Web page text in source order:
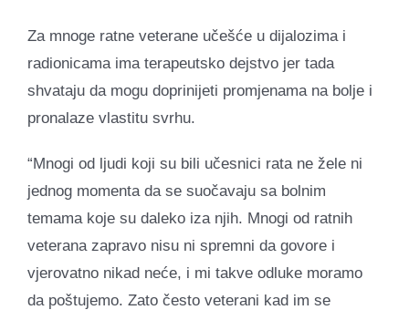
Za mnoge ratne veterane učešće u dijalozima i
radionicama ima terapeutsko dejstvo jer tada
shvataju da mogu doprinijeti promjenama na bolje i
pronalaze vlastitu svrhu.
“Mnogi od ljudi koji su bili učesnici rata ne žele ni
jednog momenta da se suočavaju sa bolnim
temama koje su daleko iza njih. Mnogi od ratnih
veterana zapravo nisu ni spremni da govore i
vjerovatno nikad neće, i mi takve odluke moramo
da poštujemo. Zato često veterani kad im se